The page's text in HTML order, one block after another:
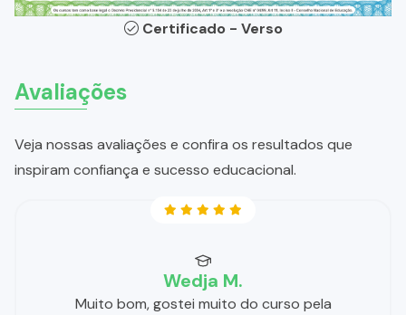
Certificado - Verso
Avaliações
Veja nossas avaliações e confira os resultados que
inspiram confiança e sucesso educacional.
Wedja M.
Muito bom, gostei muito do curso pela